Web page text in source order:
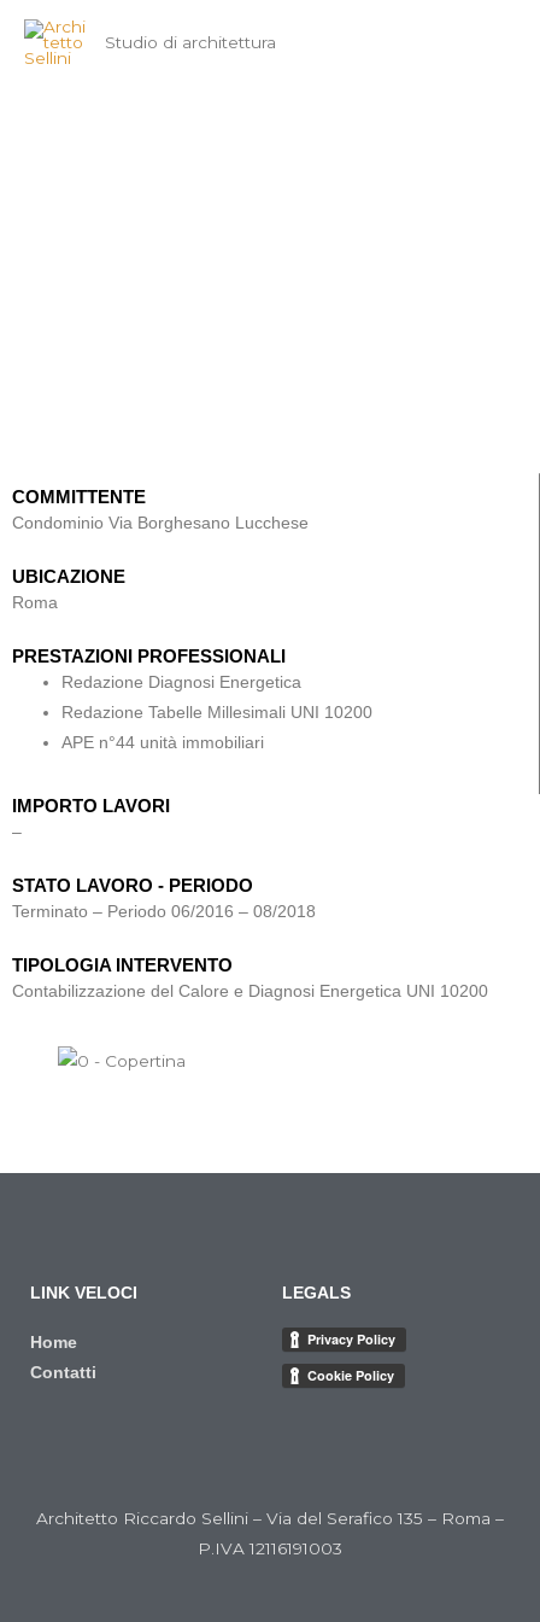
Studio di architettura
COMMITTENTE
Condominio Via Borghesano Lucchese
UBICAZIONE
Roma
PRESTAZIONI PROFESSIONALI
Redazione Diagnosi Energetica
Redazione Tabelle Millesimali UNI 10200
APE n°44 unità immobiliari
IMPORTO LAVORI
–
STATO LAVORO - PERIODO
Terminato – Periodo 06/2016 – 08/2018
TIPOLOGIA INTERVENTO
Contabilizzazione del Calore e Diagnosi Energetica UNI 10200
LINK VELOCI
Home
Contatti
LEGALS
Architetto Riccardo Sellini – Via del Serafico 135 – Roma –
P.IVA 12116191003